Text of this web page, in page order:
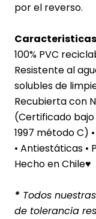
por el reverso.
100% PVC
Resistente al
solubles de
Recubierta con
(Certificado bajo
1997 método C)
• Antiestáticas •
Hecho en Chile♥
* Todos
de tolerancia